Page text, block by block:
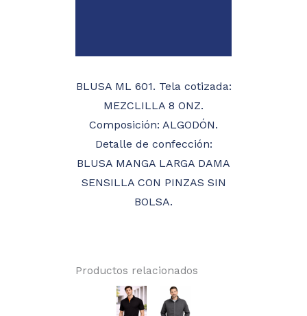
BLUSA ML 601. Tela cotizada:
MEZCLILLA 8 ONZ.
Composición: ALGODÓN.
Detalle de confección:
BLUSA MANGA LARGA DAMA
SENSILLA CON PINZAS SIN
BOLSA.
Productos relacionados